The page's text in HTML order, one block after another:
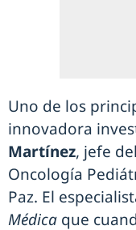
Uno de los
innovadora
Martínez, jefe
Oncología
Paz. El
Médica que